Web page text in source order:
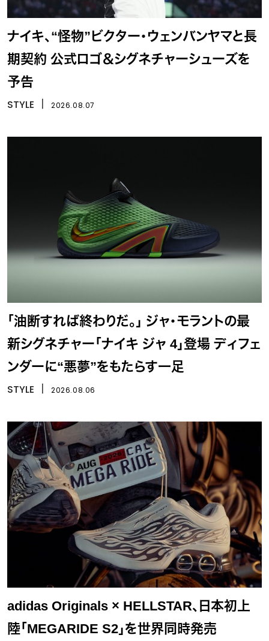
ナイキ、“怪物”ビクター・ウェンバンヤマと長
期契約 公式ロゴ＆シグネチャーシューズを
予告
STYLE 2026.08.07
「油断すれば終わりだ。」 ジャ・モラントの最
新シグネチャー「ナイキ ジャ 4」登場 ディフェ
ンダーに“悪夢”をもたらす一足
STYLE 2026.08.06
adidas Originals × HELLSTAR、日本初上
陸「MEGARIDE S2」を世界同時発売